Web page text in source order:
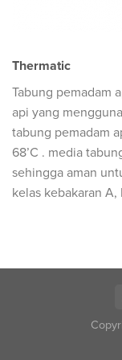
Thermatic
Tabung pemadam
api yang
tabung pemadam
68’C . media
sehingga aman
kelas kebakaran A,